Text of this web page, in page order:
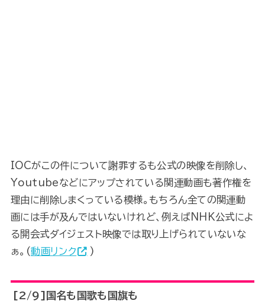
IOCがこの件について謝罪するも公式の映像を削除し、
Youtubeなどにアップされている関連動画も著作権を
理由に削除しまくっている模様。もちろん全ての関連動
画には手が及んではいないけれど、例えばNHK公式によ
る開会式ダイジェスト映像では取り上げられていないな
ぁ。(動画リンク )
[2/9]国名も国歌も国旗も